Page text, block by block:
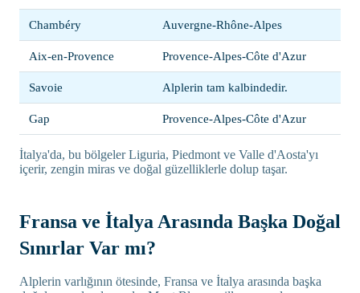
Chambéry Auvergne-Rhône-Alpes
Aix-en-Provence Provence-Alpes-Côte d'Azur
Savoie Alplerin tam kalbindedir.
Gap Provence-Alpes-Côte d'Azur
İtalya'da, bu bölgeler Liguria, Piedmont ve Valle d'Aosta'yı
içerir, zengin miras ve doğal güzelliklerle dolup taşar.
Fransa ve İtalya Arasında Başka Doğal
Sınırlar Var mı?
Alplerin varlığının ötesinde, Fransa ve İtalya arasında başka